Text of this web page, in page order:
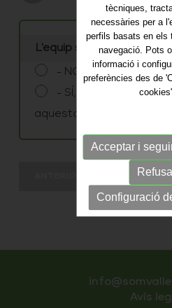
L'equip s'ha inscrit ja a
- NO, sóc el capità i
- SÍ, m'afegeixo a un
aquesta edició
SEGÜENT
Avís
tècniques,
necessàries per a
perfils basats en els
navegació. Pots
informació i
preferències des de
cookies'.
Acceptar i
Configuració